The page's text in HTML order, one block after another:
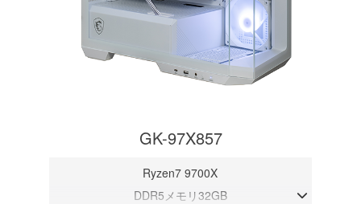
GK-97X857
Ryzen7 9700X
DDR5メモリ32GB